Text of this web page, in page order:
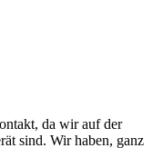
da wir auf der
sind. Wir haben, ganz